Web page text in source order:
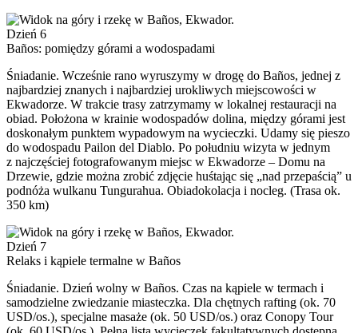
Dzień 6
Baños: pomiędzy górami a wodospadami
Śniadanie. Wcześnie rano wyruszymy w drogę do Baños, jednej z
najbardziej znanych i najbardziej urokliwych miejscowości w
Ekwadorze. W trakcie trasy zatrzymamy w lokalnej restauracji na
obiad. Położona w krainie wodospadów dolina, między górami jest
doskonałym punktem wypadowym na wycieczki. Udamy się pieszo
do wodospadu Pailon del Diablo. Po południu wizyta w jednym
z najczęściej fotografowanym miejsc w Ekwadorze – Domu na
Drzewie, gdzie można zrobić zdjęcie huśtając się „nad przepaścią” u
podnóża wulkanu Tungurahua. Obiadokolacja i nocleg. (Trasa ok.
350 km)
Dzień 7
Relaks i kąpiele termalne w Baños
Śniadanie. Dzień wolny w Baños. Czas na kąpiele w termach i
samodzielne zwiedzanie miasteczka. Dla chętnych rafting (ok. 70
USD/os.), specjalne masaże (ok. 50 USD/os.) oraz Conopy Tour